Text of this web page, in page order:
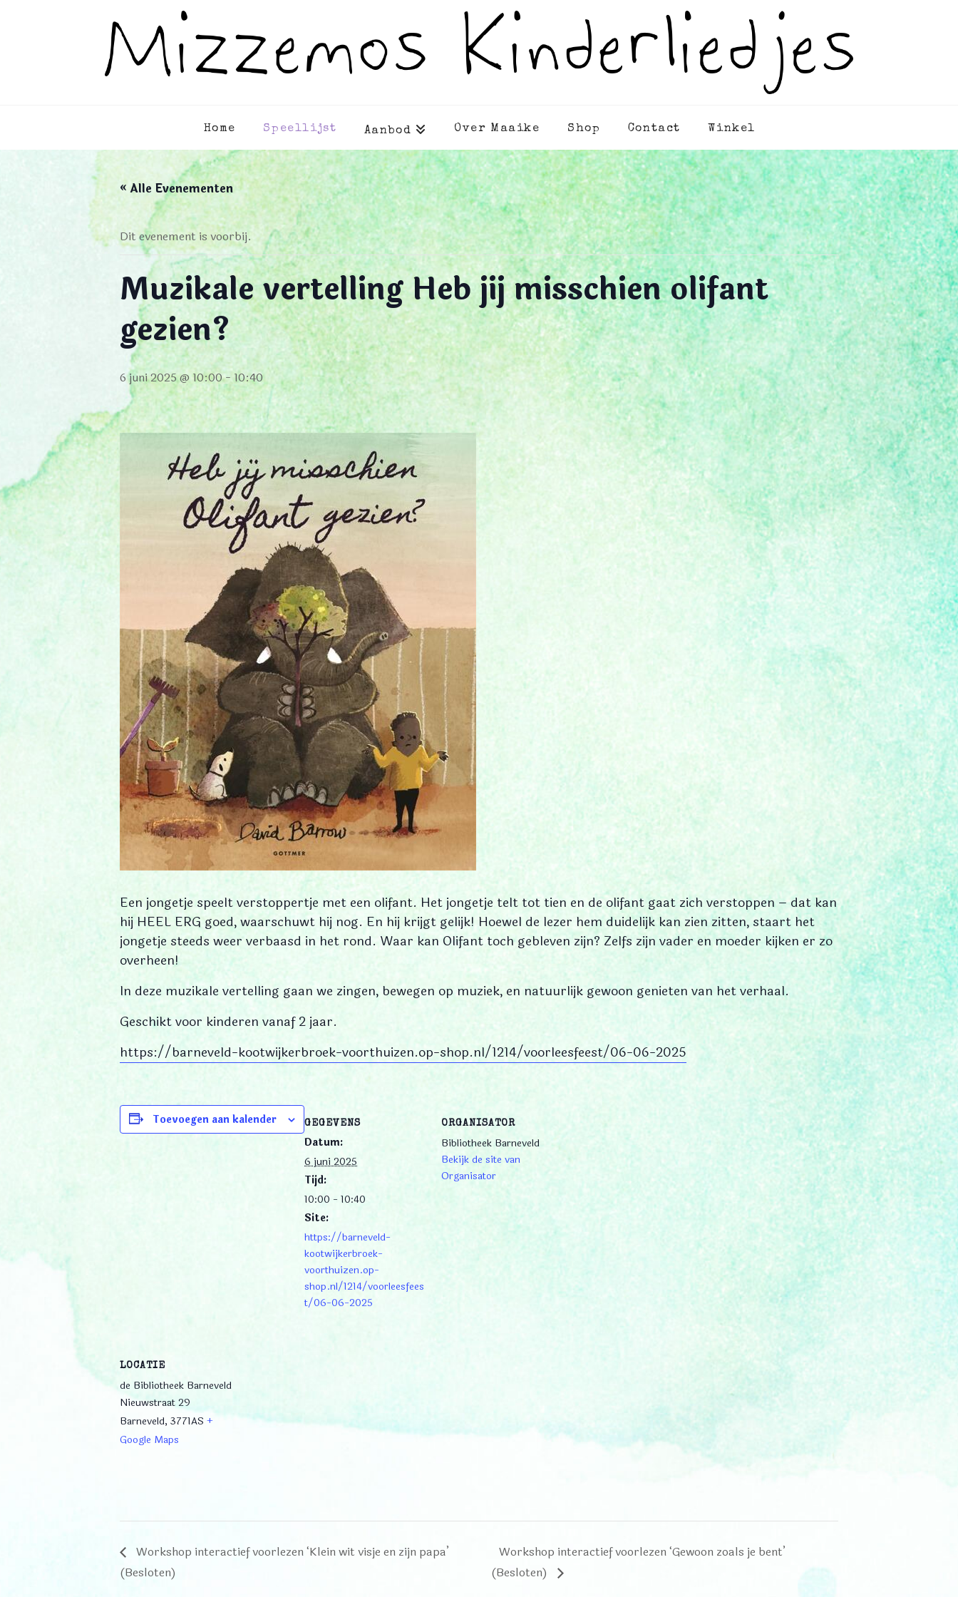
Home Speellijst Aanbod Over Maaike Shop Contact Winkel
« Alle Evenementen
Dit evenement is voorbij.
Muzikale vertelling Heb jij misschien olifant
gezien?
6 juni 2025 @ 10:00- 10:40
Een jongetje speelt verstoppertje met een olifant. Het jongetje telt tot tien en de olifant gaat zich verstoppen – dat kan
hij HEEL ERG goed, waarschuwt hij nog. En hij krijgt gelijk! Hoewel de lezer hem duidelijk kan zien zitten, staart het
jongetje steeds weer verbaasd in het rond. Waar kan Olifant toch gebleven zijn? Zelfs zijn vader en moeder kijken er zo
overheen!
In deze muzikale vertelling gaan we zingen, bewegen op muziek, en natuurlijk gewoon genieten van het verhaal.
Geschikt voor kinderen vanaf 2 jaar.
https://barneveld-kootwijkerbroek-voorthuizen.op-shop.nl/1214/voorleesfeest/06-06-2025
Toevoegen aan kalender GEGEVENS
Datum:
6 juni 2025
Tijd:
10:00 - 10:40
Site:
https://barneveld-
kootwijkerbroek-
voorthuizen.op-
shop.nl/1214/voorleesfees
t/06-06-2025
ORGANISATOR
Bibliotheek Barneveld
Bekijk de site van
Organisator
LOCATIE
de Bibliotheek Barneveld
Nieuwstraat 29
Barneveld, 3771AS +
Google Maps
Workshop interactief voorlezen ‘Klein wit visje en zijn papa’
(Besloten)
Workshop interactief voorlezen ‘Gewoon zoals je bent’
(Besloten)